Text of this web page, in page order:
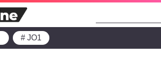
# JO1